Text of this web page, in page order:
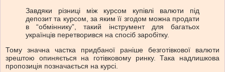
Завдяки різниці між курсом купівлі валюти під
депозит та курсом, за яким її згодом можна продати
в “обміннику”, такий інструмент для багатьох
українців перетворився на спосіб заробітку.
Тому значна частка придбаної раніше безготівкової валюти
зрештою опиняється на готівковому ринку. Така надлишкова
пропозиція позначається на курсі.